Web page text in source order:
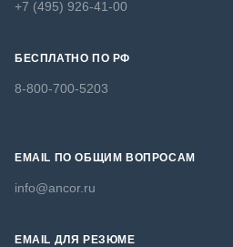
+7 (495) 926-41-00
БЕСПЛАТНО ПО РФ
8-800-700-5203
EMAIL ПО ОБЩИМ ВОПРОСАМ
info@ancor.ru
EMAIL ДЛЯ РЕЗЮМЕ